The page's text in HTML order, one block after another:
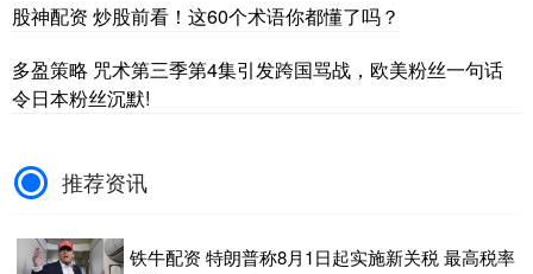
股神配资 炒股前看！这60个术语你都懂了吗？
多盈策略 咒术第三季第4集引发跨国骂战，欧美粉丝一句话
令日本粉丝沉默!
推荐资讯
铁牛配资 特朗普称8月1日起实施新关税 最高税率